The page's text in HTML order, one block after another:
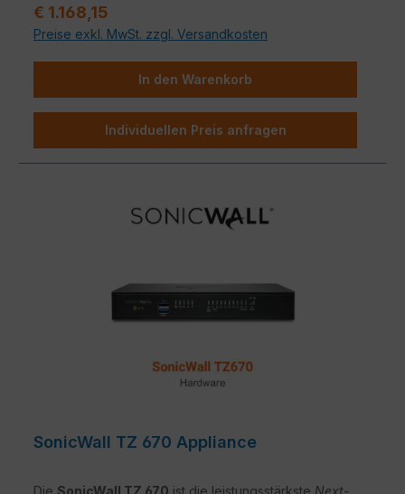
Regulärer Preis:
€ 1.168,15
Preise exkl. MwSt. zzgl. Versandkosten
In den Warenkorb
Individuellen Preis anfragen
SonicWall TZ 670 Appliance
Die SonicWall TZ 670 ist die leistungsstärkste Next-